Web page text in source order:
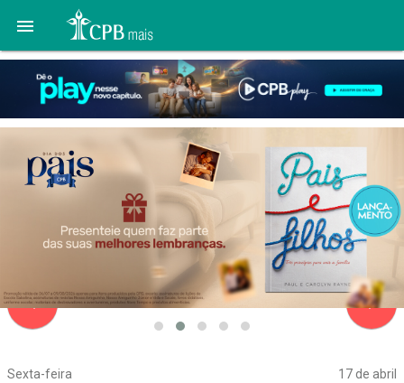

Sexta-feira 17 de abril
navigate_before navigate_next